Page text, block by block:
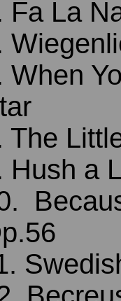
Fa La
When
The
Hush a